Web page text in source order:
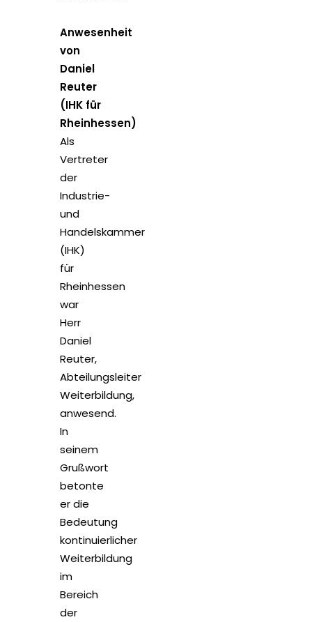
Anwesenheit
von
Daniel
Reuter
(IHK für
Rheinhessen)
Als
Vertreter
der
Industrie-
und
Handelskammer
(IHK)
für
Rheinhessen
war
Herr
Daniel
Reuter,
Abteilungsleiter
Weiterbildung,
anwesend.
In
seinem
Grußwort
betonte
er die
Bedeutung
kontinuierlicher
Weiterbildung
im
Bereich
der